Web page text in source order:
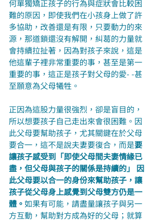
何單獨矯正孩子的行為與症狀會比較困
難的原因，即使我們在小孩身上做了許
多協助，改善還是有限，只要動力的來
源，那道鎖還沒有解開，糾葛的力量就
會持續拉扯著，因為對孩子來說，這是
他這輩子裡非常重要的事，甚至是第一
重要的事，這正是孩子對父母的愛- -甚
至願意為父母犧牲。
正因為這股力量很強烈，卻是盲目的，
所以想要孩子自己走出來會很困難。因
此父母要幫助孩子，尤其關鍵在於父母
要合一，這不是說夫妻要復合，而是要
讓孩子感受到「即使父母間夫妻情緣已
盡，但父母與孩子的關係是持續的」 因
此父母要以合一的身份來幫助孩子，讓
孩子從父母身上感覺到父母雙方仍是一
體。如果有可能，請盡量讓孩子與另一
方互動，幫助對方成為好的父母；就算